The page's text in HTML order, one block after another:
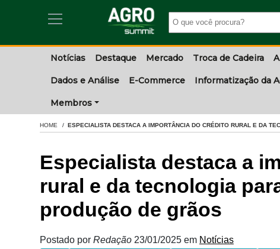
Notícias Destaque Mercado Troca de Cadeira
Dados e Análise E-Commerce Informatização da
Membros
HOME ESPECIALISTA DESTACA A IMPORTÂNCIA DO CRÉDITO RURAL E DA
Especialista destaca a
rural e da tecnologia
produção de grãos
Postado por Redação 23/01/2025 em Notícias